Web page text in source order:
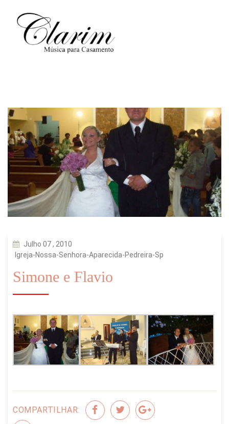
Julho 07 , 2010
Igreja-Nossa-Senhora-Aparecida-Pedreira-Sp
Simone e Flavio
COMPARTILHAR: